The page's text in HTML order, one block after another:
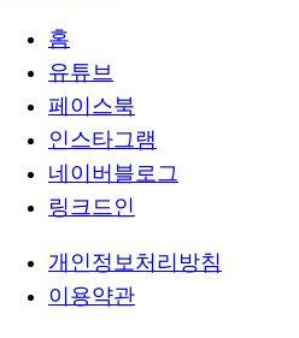
홈
유튜브
페이스북
인스타그램
네이버블로그
링크드인
개인정보처리방침
이용약관